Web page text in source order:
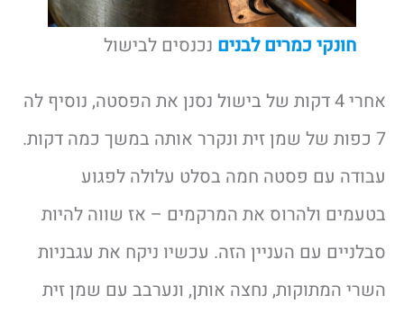
חונקי כמרים לבנים נכנסים לבישול
אחרי 4 דקות של בישול נסנן את הפסטה, נוסיף לה
7 כפות של שמן זית ונקרר אותה במשך כמה דקות.
עבודה עם פסטה חמה בסלט עלולה לפגוע
בטעמים ולהרוס את המרקמים – אז שווה להיות
סבלניים עם העניין הזה. עכשיו ניקח את עגבניות
השרי המתוקות, נחצה אותן, ונערבב עם שמן זית